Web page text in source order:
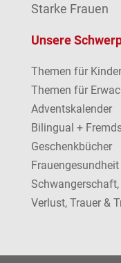
Starke Frauen
Unsere
Themen für
Themen für
Adventskalender
Bilingual +
Geschenkbücher
Frauengesundheit
Verlust, Trauer &